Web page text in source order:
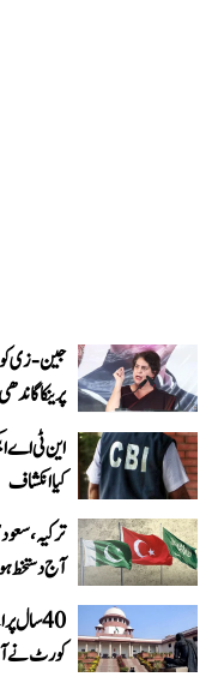
جین-زی
پرینکا گاندھی
این ٹی اے
کیا انکشاف
ترکیہ،
آج دستخط
40 سال
کورٹ نے